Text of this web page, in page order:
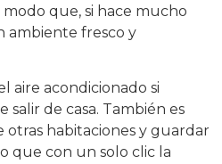
que, si hace mucho
ambiente fresco y
aire acondicionado si
salir de casa. También es
habitaciones y guardar
que con un solo clic la